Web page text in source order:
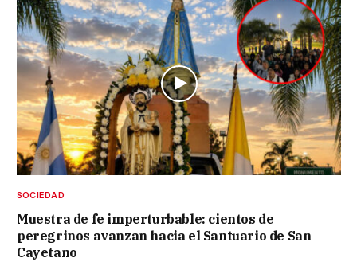
SOCIEDAD
Muestra de fe imperturbable: cientos de
peregrinos avanzan hacia el Santuario de San
Cayetano